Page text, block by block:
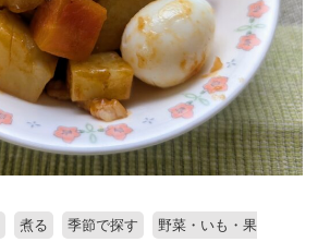
煮る 季節で探す 野菜・いも・果